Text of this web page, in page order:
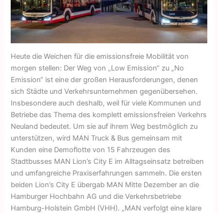
Heute die Weichen für die emissionsfreie Mobilität von
morgen stellen: Der Weg von „Low Emission“ zu „No
Emission“ ist eine der großen Herausforderungen, denen
sich Städte und Verkehrsunternehmen gegenübersehen.
Insbesondere auch deshalb, weil für viele Kommunen und
Betriebe das Thema des komplett emissionsfreien Verkehrs
Neuland bedeutet. Um sie auf ihrem Weg bestmöglich zu
unterstützen, wird MAN Truck & Bus gemeinsam mit
Kunden eine Demoflotte von 15 Fahrzeugen des
Stadtbusses MAN Lion’s City E im Alltagseinsatz betreiben
und umfangreiche Praxiserfahrungen sammeln. Die ersten
beiden Lion’s City E übergab MAN Mitte Dezember an die
Hamburger Hochbahn AG und die Verkehrsbetriebe
Hamburg-Holstein GmbH (VHH). „MAN verfolgt eine klare